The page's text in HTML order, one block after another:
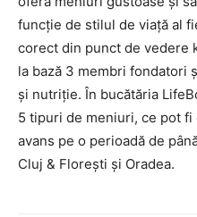
funcție de stilul de viață al
corect din punct de vedere
la bază 3 membri fondatori
și nutriție. În bucătăria
5 tipuri de meniuri, ce pot fi
avans pe o perioadă de
Cluj & Florești și Oradea.